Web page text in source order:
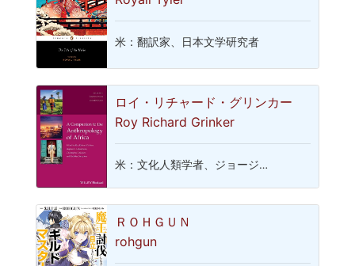
米：翻訳家、日本文学研究者
ロイ・リチャード・グリンカー
Roy Richard Grinker
米：文化人類学者、ジョージ…
ＲＯＨＧＵＮ
rohgun